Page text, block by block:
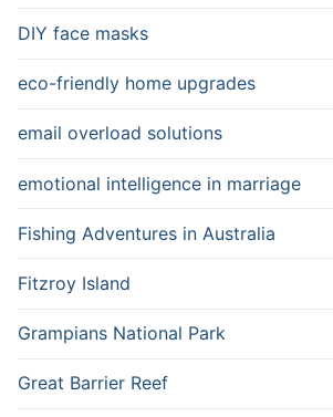
DIY face masks
eco-friendly home upgrades
email overload solutions
emotional intelligence in marriage
Fishing Adventures in Australia
Fitzroy Island
Grampians National Park
Great Barrier Reef